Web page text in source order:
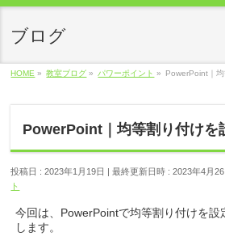
ブログ
HOME » 教室ブログ » パワーポイント » PowerPoint｜
PowerPoint｜均等割り付けを
投稿日 : 2023年1月19日 最終更新日時 : 2023年4月26
ト
今回は、PowerPointで均等割り付けを設
します。